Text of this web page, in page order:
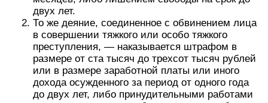
двух лет.
То же деяние, соединенное с обвинением лица
в совершении тяжкого или особо тяжкого
преступления, — наказывается штрафом в
размере от ста тысяч до трехсот тысяч рублей
или в размере заработной платы или иного
дохода осужденного за период от одного года
до двух лет, либо принудительными работами